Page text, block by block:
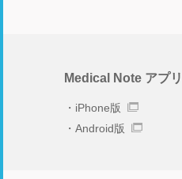
Medical Note アプリ
iPhone版
Android版